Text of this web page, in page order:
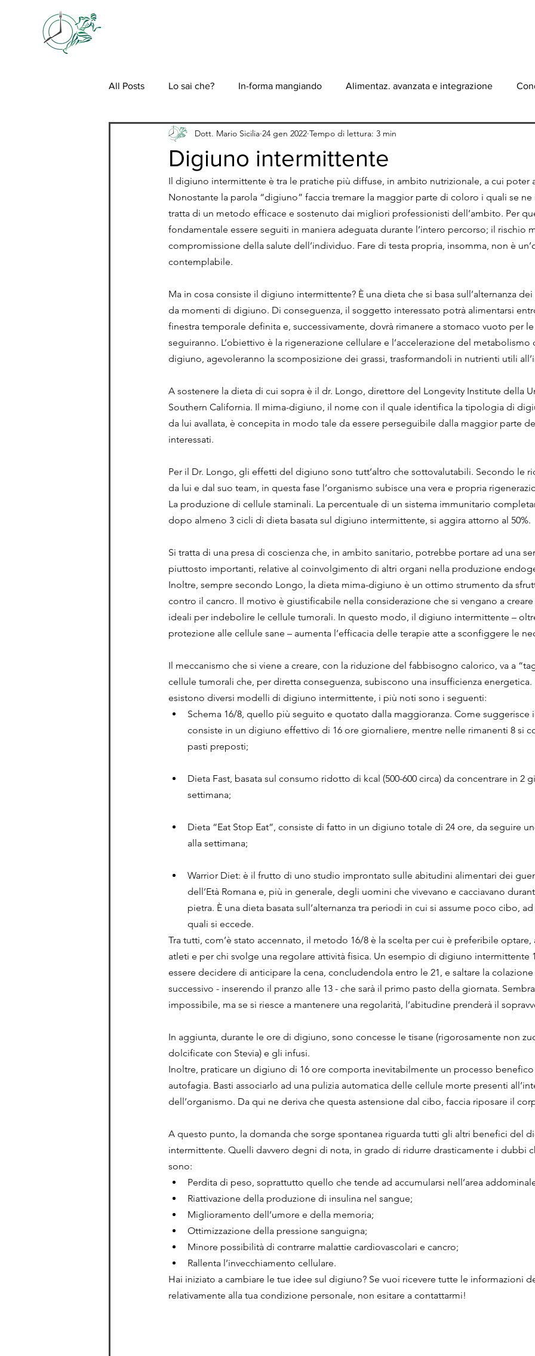
All Posts Lo sai che? In-forma mangiando Alimentaz. avanzata e integrazione
Digiuno intermittente
Dott. Mario Sicilia 24 gen 2022 Tempo di lettura: 3 min
Il digiuno intermittente è tra le pratiche più diffuse, in ambito nutrizionale, a cui poter
Nonostante la parola “digiuno” faccia tremare la maggior parte di coloro i quali se
tratta di un metodo efficace e sostenuto dai migliori professionisti dell’ambito. Per
fondamentale essere seguiti in maniera adeguata durante l’intero percorso; il rischio
compromissione della salute dell’individuo. Fare di testa propria, insomma, non è
contemplabile.
Ma in cosa consiste il digiuno intermittente? È una dieta che si basa sull’alternanza
da momenti di digiuno. Di conseguenza, il soggetto interessato potrà alimentarsi
finestra temporale definita e, successivamente, dovrà rimanere a stomaco vuoto per
seguiranno. L’obiettivo è la rigenerazione cellulare e l’accelerazione del metabolismo
digiuno, agevoleranno la scomposizione dei grassi, trasformandoli in nutrienti utili
A sostenere la dieta di cui sopra è il dr. Longo, direttore del Longevity Institute della
Southern California. Il mima-digiuno, il nome con il quale identifica la tipologia di
da lui avallata, è concepita in modo tale da essere perseguibile dalla maggior parte
interessati.
Per il Dr. Longo, gli effetti del digiuno sono tutt’altro che sottovalutabili. Secondo le
da lui e dal suo team, in questa fase l’organismo subisce una vera e propria
La produzione di cellule staminali. La percentuale di un sistema immunitario
dopo almeno 3 cicli di dieta basata sul digiuno intermittente, si aggira attorno al 50%.
Si tratta di una presa di coscienza che, in ambito sanitario, potrebbe portare ad una
piuttosto importanti, relative al coinvolgimento di altri organi nella produzione
Inoltre, sempre secondo Longo, la dieta mima-digiuno è un ottimo strumento da
contro il cancro. Il motivo è giustificabile nella considerazione che si vengano a
ideali per indebolire le cellule tumorali. In questo modo, il digiuno intermittente –
protezione alle cellule sane – aumenta l’efficacia delle terapie atte a sconfiggere le
Il meccanismo che si viene a creare, con la riduzione del fabbisogno calorico, va a
cellule tumorali che, per diretta conseguenza, subiscono una insufficienza energetica.
esistono diversi modelli di digiuno intermittente, i più noti sono i seguenti:
Schema 16/8, quello più seguito e quotato dalla maggioranza. Come suggerisce
consiste in un digiuno effettivo di 16 ore giornaliere, mentre nelle rimanenti 8 si
pasti preposti;
Dieta Fast, basata sul consumo ridotto di kcal (500-600 circa) da concentrare in 2
settimana;
Dieta “Eat Stop Eat”, consiste di fatto in un digiuno totale di 24 ore, da seguire
alla settimana;
Warrior Diet: è il frutto di uno studio improntato sulle abitudini alimentari dei
dell’Età Romana e, più in generale, degli uomini che vivevano e cacciavano
pietra. È una dieta basata sull’alternanza tra periodi in cui si assume poco cibo,
quali si eccede.
Tra tutti, com’è stato accennato, il metodo 16/8 è la scelta per cui è preferibile optare,
atleti e per chi svolge una regolare attività fisica. Un esempio di digiuno intermittente
essere decidere di anticipare la cena, concludendola entro le 21, e saltare la
successivo - inserendo il pranzo alle 13 - che sarà il primo pasto della giornata.
impossibile, ma se si riesce a mantenere una regolarità, l’abitudine prenderà il
In aggiunta, durante le ore di digiuno, sono concesse le tisane (rigorosamente non
dolcificate con Stevia) e gli infusi.
Inoltre, praticare un digiuno di 16 ore comporta inevitabilmente un processo
autofagia. Basti associarlo ad una pulizia automatica delle cellule morte presenti
dell’organismo. Da qui ne deriva che questa astensione dal cibo, faccia riposare il
A questo punto, la domanda che sorge spontanea riguarda tutti gli altri benefici del
intermittente. Quelli davvero degni di nota, in grado di ridurre drasticamente i dubbi
sono:
Perdita di peso, soprattutto quello che tende ad accumularsi nell’area
Riattivazione della produzione di insulina nel sangue;
Miglioramento dell’umore e della memoria;
Ottimizzazione della pressione sanguigna;
Minore possibilità di contrarre malattie cardiovascolari e cancro;
Rallenta l’invecchiamento cellulare.
Hai iniziato a cambiare le tue idee sul digiuno? Se vuoi ricevere tutte le informazioni
relativamente alla tua condizione personale, non esitare a contattarmi!